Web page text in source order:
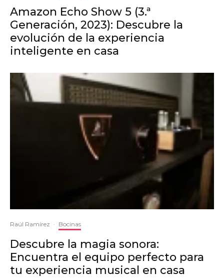
Amazon Echo Show 5 (3.ª
Generación, 2023): Descubre la
evolución de la experiencia
inteligente en casa
Raúl Ramírez · Bocinas
Descubre la magia sonora:
Encuentra el equipo perfecto para
tu experiencia musical en casa